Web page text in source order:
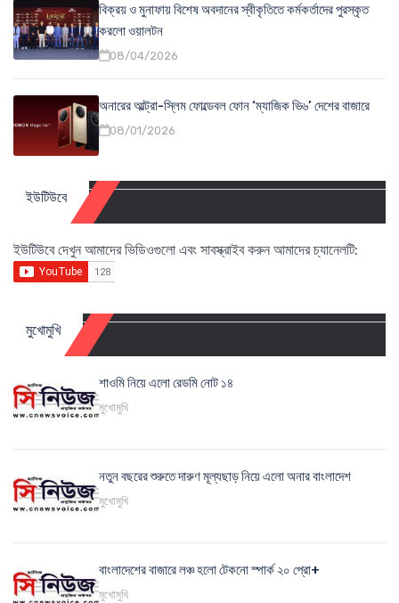
বিক্রয় ও মুনাফায় বিশেষ অবদানের স্বীকৃতিতে কর্মকর্তাদের পুরস্কৃত
করলো ওয়ালটন
08/04/2026
অনারের আল্ট্রা-স্লিম ফোল্ডেবল ফোন ‘ম্যাজিক ভি৬’ দেশের বাজারে
08/01/2026
ইউটিউবে
ইউটিউবে দেখুন আমাদের ভিডিওগুলো এবং সাবস্ক্রাইব করুন আমাদের চ্যানেলটি:
মুখোমুখি
শাওমি নিয়ে এলো রেডমি নোট ১৪
মুখোমুখি
নতুন বছরের শুরুতে দারুণ মূল্যছাড় নিয়ে এলো অনার বাংলাদেশ
মুখোমুখি
বাংলাদেশের বাজারে লঞ্চ হলো টেকনো স্পার্ক ২০ প্রো+
মুখোমুখি